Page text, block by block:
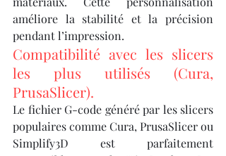
améliore la stabilité et la précision
pendant l’impression.
Compatibilité avec les slicers
les plus utilisés (Cura,
PrusaSlicer).
Le fichier G-code généré par les slicers
populaires comme Cura, PrusaSlicer ou
Simplify3D est parfaitement